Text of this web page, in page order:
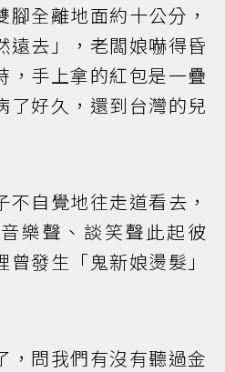
全離地面約十公分，
遠去」，老闆娘嚇得昏
，手上拿的紅包是一疊
了好久，還到台灣的兒
自覺地往走道看去，
樂聲、談笑聲此起彼
發生「鬼新娘燙髮」
，問我們有沒有聽過金